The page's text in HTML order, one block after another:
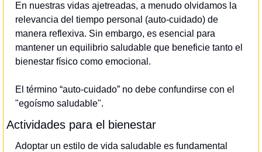
En nuestras vidas ajetreadas, a menudo olvidamos la
relevancia del tiempo personal (auto-cuidado) de
manera reflexiva. Sin embargo, es esencial para
mantener un equilibrio saludable que beneficie tanto el
bienestar físico como emocional.
El término “auto-cuidado” no debe confundirse con el
"egoísmo saludable".
Actividades para el bienestar
Adoptar un estilo de vida saludable es fundamental